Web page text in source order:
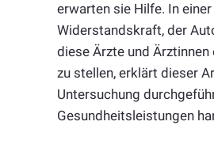
erwarten sie Hilfe. In
Widerstandskraft, der
diese Ärzte und
zu stellen, erklärt dieser
Untersuchung
Gesundheitsleistungen